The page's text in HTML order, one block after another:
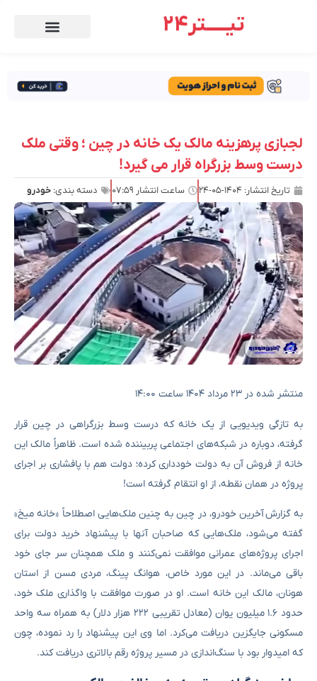
تیـــــتر24
لجبازی پرهزینه مالک یک خانه در چین ؛ وقتی ملک
درست وسط بزرگراه قرار می گیرد!
تاریخ انتشار: ۱۴۰۴-۰۵-۲۴ ساعت انتشار ۰۷:۵۹ دسته بندی: خودرو
منتشر شده در ۲۳ مرداد ۱۴۰۴ ساعت ۱۴:۰۰
به تازگی ویدیویی از یک خانه که درست وسط بزرگراهی در چین قرار
گرفته، دوباره در شبکه‌های اجتماعی پربیننده شده است. ظاهراً مالک این
خانه از فروش آن به دولت خودداری کرده؛ دولت هم با پافشاری بر اجرای
پروژه در همان نقطه، از او انتقام گرفته است!
به گزارش آخرین خودرو، در چین به چنین ملک‌هایی اصطلاحاً «خانه میخ»
گفته می‌شود، ملک‌هایی که صاحبان آنها با پیشنهاد خرید دولت برای
اجرای پروژه‌های عمرانی موافقت نمی‌کنند و ملک همچنان سر جای خود
باقی می‌ماند. در این مورد خاص، هوانگ پینگ، مردی مسن از استان
هونان، مالک این خانه است. او در صورت موافقت با واگذاری ملک خود،
حدود ۱.۶ میلیون یوان (معادل تقریبی ۲۲۲ هزار دلار) به همراه سه واحد
مسکونی جایگزین دریافت می‌کرد. اما وی این پیشنهاد را رد نموده، چون
که امیدوار بود با سنگ‌اندازی در مسیر پروژه رقم بالاتری دریافت کند.